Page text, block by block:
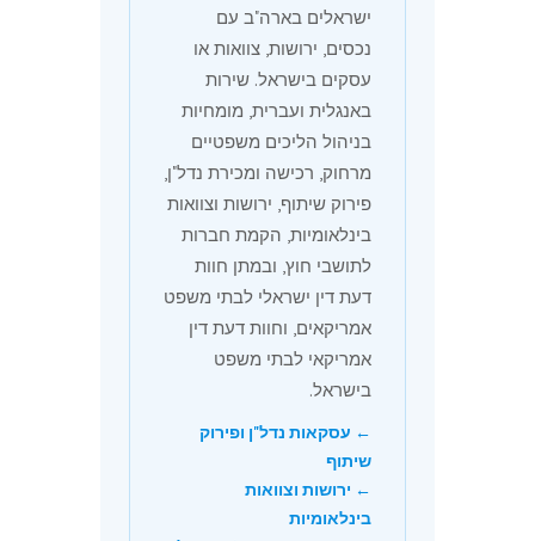
ישראלים בארה"ב עם
נכסים, ירושות, צוואות או
עסקים בישראל. שירות
באנגלית ועברית, מומחיות
בניהול הליכים משפטיים
מרחוק, רכישה ומכירת נדל"ן,
פירוק שיתוף, ירושות וצוואות
בינלאומיות, הקמת חברות
לתושבי חוץ, ובמתן חוות
דעת דין ישראלי לבתי משפט
אמריקאים, וחוות דעת דין
אמריקאי לבתי משפט
בישראל.
← עסקאות נדל"ן ופירוק
שיתוף
← ירושות וצוואות
בינלאומיות